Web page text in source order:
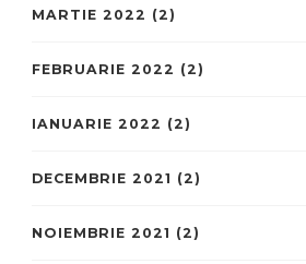
MARTIE 2022 (2)
FEBRUARIE 2022 (2)
IANUARIE 2022 (2)
DECEMBRIE 2021 (2)
NOIEMBRIE 2021 (2)